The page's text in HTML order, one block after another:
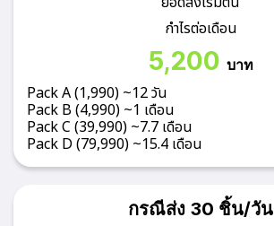
กำไรต่อเดือน
5,200 บาท
Pack A (1,990) ~12 วัน
Pack B (4,990) ~1 เดือน
Pack C (39,990) ~7.7 เดือน
Pack D (79,990) ~15.4 เดือน
กรณีส่ง 30 ชิ้น/วัน